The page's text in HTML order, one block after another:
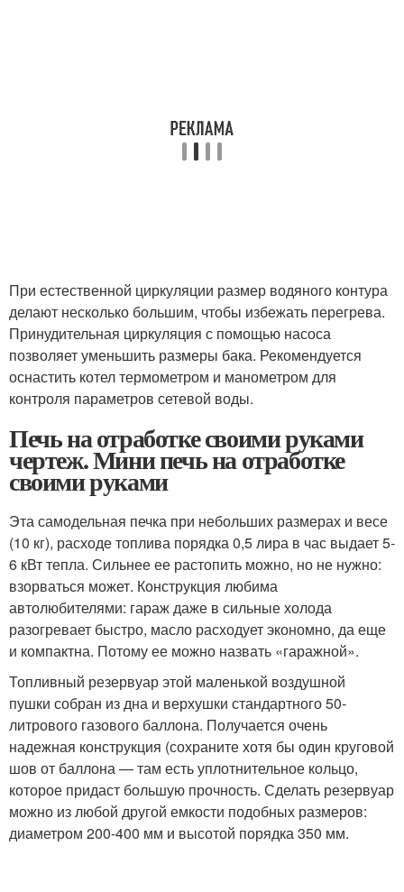
При естественной циркуляции размер водяного контура
делают несколько большим, чтобы избежать перегрева.
Принудительная циркуляция с помощью насоса
позволяет уменьшить размеры бака. Рекомендуется
оснастить котел термометром и манометром для
контроля параметров сетевой воды.
Печь на отработке своими руками
чертеж. Мини печь на отработке
своими руками
Эта самодельная печка при небольших размерах и весе
(10 кг), расходе топлива порядка 0,5 лира в час выдает 5-
6 кВт тепла. Сильнее ее растопить можно, но не нужно:
взорваться может. Конструкция любима
автолюбителями: гараж даже в сильные холода
разогревает быстро, масло расходует экономно, да еще
и компактна. Потому ее можно назвать «гаражной».
Топливный резервуар этой маленькой воздушной
пушки собран из дна и верхушки стандартного 50-
литрового газового баллона. Получается очень
надежная конструкция (сохраните хотя бы один круговой
шов от баллона — там есть уплотнительное кольцо,
которое придаст большую прочность. Сделать резервуар
можно из любой другой емкости подобных размеров:
диаметром 200-400 мм и высотой порядка 350 мм.